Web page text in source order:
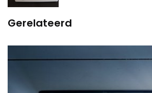
Gerelateerd